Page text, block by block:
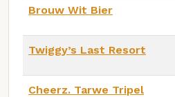
Brouw Wit Bier
Twiggy’s Last Resort
Cheerz. Tarwe Tripel